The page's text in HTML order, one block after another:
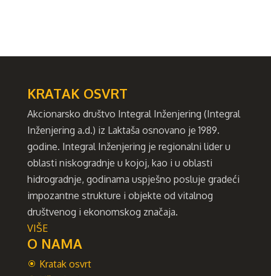
KRATAK OSVRT
Akcionarsko društvo Integral Inženjering (Integral
Inženjering a.d.) iz Laktaša osnovano je 1989.
godine. Integral Inženjering je regionalni lider u
oblasti niskogradnje u kojoj, kao i u oblasti
hidrogradnje, godinama uspješno posluje gradeći
impozantne strukture i objekte od vitalnog
društvenog i ekonomskog značaja.
VIŠE
O NAMA
Kratak osvrt